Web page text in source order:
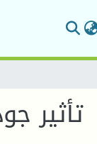
تأثير